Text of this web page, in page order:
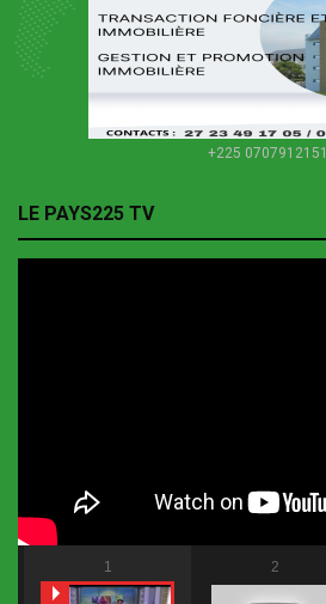
+225 0707912151
LE PAYS225 TV
1 2